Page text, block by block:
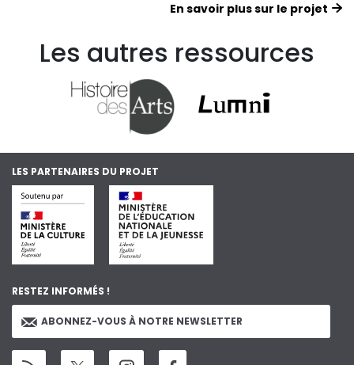
En savoir plus sur le projet
Les autres ressources
LES PARTENAIRES DU PROJET
RESTEZ INFORMÉS !
ABONNEZ-VOUS À NOTRE NEWSLETTER